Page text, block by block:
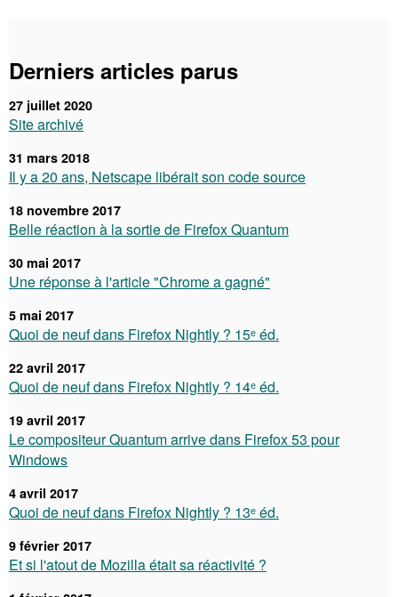
Derniers articles parus
27 juillet 2020
Site archivé
31 mars 2018
Il y a 20 ans, Netscape libérait son code source
18 novembre 2017
Belle réaction à la sortie de Firefox Quantum
30 mai 2017
Une réponse à l'article "Chrome a gagné"
5 mai 2017
Quoi de neuf dans Firefox Nightly ? 15ᵉ éd.
22 avril 2017
Quoi de neuf dans Firefox Nightly ? 14ᵉ éd.
19 avril 2017
Le compositeur Quantum arrive dans Firefox 53 pour
Windows
4 avril 2017
Quoi de neuf dans Firefox Nightly ? 13ᵉ éd.
9 février 2017
Et si l'atout de Mozilla était sa réactivité ?